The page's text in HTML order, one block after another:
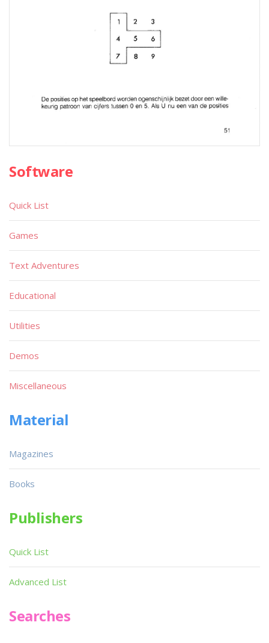
Software
Quick List
Games
Text Adventures
Educational
Utilities
Demos
Miscellaneous
Material
Magazines
Books
Publishers
Quick List
Advanced List
Searches